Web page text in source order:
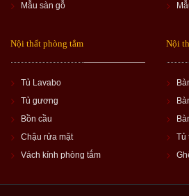
Mẫu sàn gỗ
Nội thất phòng tắm
Tủ Lavabo
Tủ gương
Bồn cầu
Chậu rửa mặt
Vách kính phòng tắm
Nội
Tủ